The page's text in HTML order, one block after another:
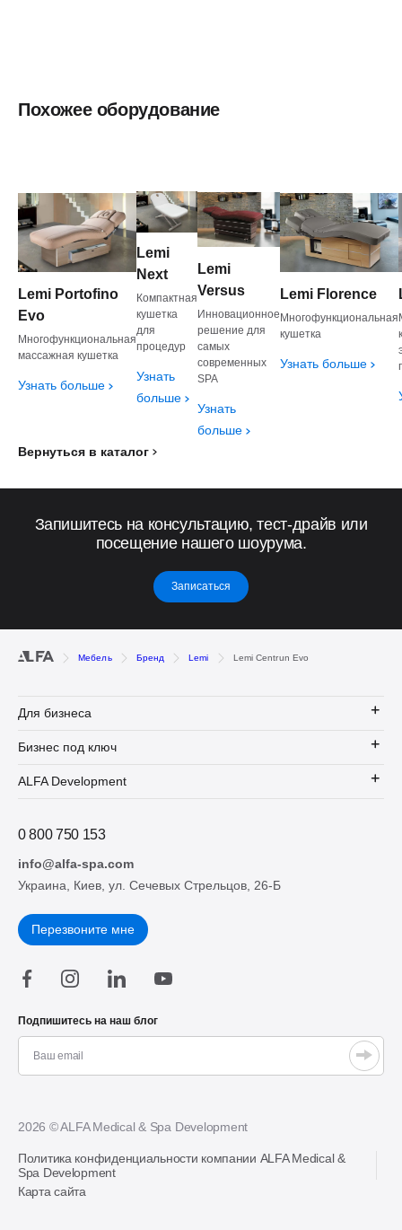
Похожее оборудование
Lemi Portofino
Evo
Многофункциональная
массажная кушетка
Узнать больше
Lemi
Next
Компактная
кушетка
для
процедур
Узнать
больше
Lemi
Versus
Инновационное
решение для
самых
современных
SPA
Узнать
больше
Lemi Florence
Многофункциональная
кушетка
Узнать больше
Вернуться в каталог
Запишитесь на консультацию, тест-драйв или
посещение нашего шоурума.
Записаться
Мебель Бренд Lemi Lemi Centrun Evo
Для бизнеса
Бизнес под ключ
ALFA Development
0 800 750 153
info@alfa-spa.com
Украина, Киев, ул. Сечевых Стрельцов, 26-Б
Перезвоните мне
Подпишитесь на наш блог
2026 © ALFA Medical & Spa Development
Политика конфиденциальности компании ALFA Medical &
Spa Development
Карта сайта